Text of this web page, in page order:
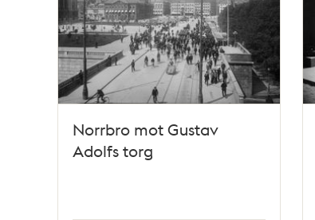
Norrbro mot Gustav
Adolfs torg